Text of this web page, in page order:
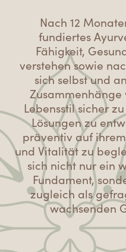
Nach 12
fundiertes
Fähigkeit,
verstehen sowie
sich selbst und
Zusammenhänge
Lebensstil sicher
Lösungen zu
präventiv auf
und Vitalität zu
sich nicht nur ein
Fundament,
zugleich als
wachsenden